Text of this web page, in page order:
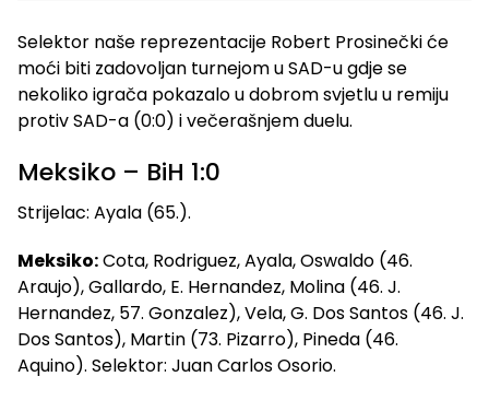
Selektor naše reprezentacije Robert Prosinečki će
moći biti zadovoljan turnejom u SAD-u gdje se
nekoliko igrača pokazalo u dobrom svjetlu u remiju
protiv SAD-a (0:0) i večerašnjem duelu.
Meksiko – BiH 1:0
Strijelac: Ayala (65.).
Meksiko:Cota, Rodriguez, Ayala, Oswaldo (46.
Araujo), Gallardo, E. Hernandez, Molina (46. J.
Hernandez, 57. Gonzalez), Vela, G. Dos Santos (46. J.
Dos Santos), Martin (73. Pizarro), Pineda (46.
Aquino). Selektor: Juan Carlos Osorio.